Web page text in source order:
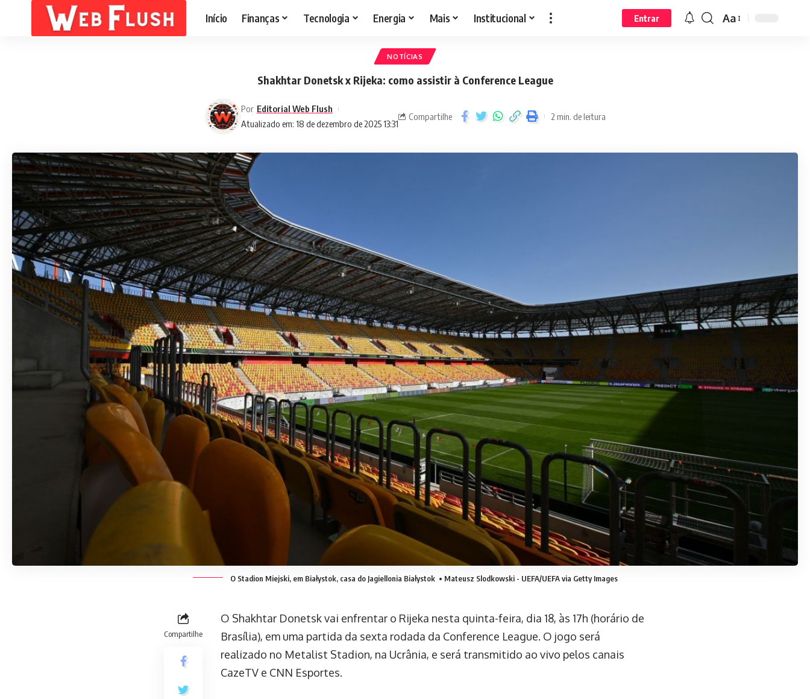
Início Finanças Tecnologia Energia Mais Institucional Entrar Aa
NOTÍCIAS
Shakhtar Donetsk x Rijeka: como assistir à Conference League
Atualizado em: 18 de dezembro de 2025 13:31
Por Editorial Web Flush
Compartilhe 2 min. de leitura
O Stadion Miejski, em Białystok, casa do Jagiellonia Białystok• Mateusz Slodkowski - UEFA/UEFA via Getty Images
Compartilhe
O Shakhtar Donetsk vai enfrentar o Rijeka nesta quinta-feira, dia 18, às 17h (horário de
Brasília), em uma partida da sexta rodada da Conference League. O jogo será
realizado no Metalist Stadion, na Ucrânia, e será transmitido ao vivo pelos canais
CazeTV e CNN Esportes.